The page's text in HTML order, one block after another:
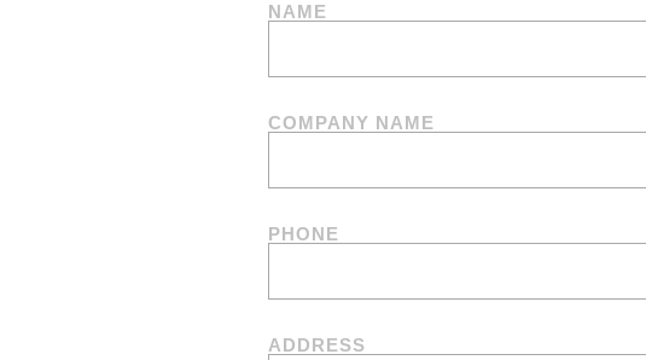
NAME
COMPANY NAME
PHONE
ADDRESS